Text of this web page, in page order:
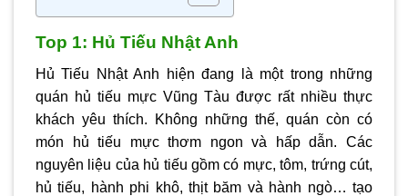
Top 1: Hủ Tiếu Nhật Anh
Hủ Tiếu Nhật Anh hiện đang là một trong những
quán hủ tiếu mực Vũng Tàu được rất nhiều thực
khách yêu thích. Không những thế, quán còn có
món hủ tiếu mực thơm ngon và hấp dẫn. Các
nguyên liệu của hủ tiếu gồm có mực, tôm, trứng cút,
hủ tiếu, hành phi khô, thịt băm và hành ngò… tạo